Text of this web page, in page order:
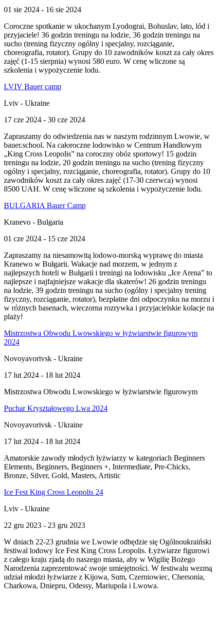
01 sie 2024 - 16 sie 2024
Coroczne spotkanie w ukochanym Lyodograi, Bohuslav, lato, lód i
przyjaciele! 36 godzin treningu na lodzie, 36 godzin treningu na
sucho (trening fizyczny ogólny i specjalny, rozciąganie,
choreografia, rotator). Grupy do 10 zawodników koszt za cały okres
zajęć (1-15 sierpnia) wynosi 580 euro. W cenę wliczone są
szkolenia i wypożyczenie lodu.
LVIV Bauer camp
Lviv - Ukraine
17 cze 2024 - 30 cze 2024
Zapraszamy do odwiedzenia nas w naszym rodzinnym Lwowie, w
bauer.school. Na całoroczne lodowisko w Centrum Handlowym
„King Cross Leopolis” na coroczny obóz sportowy! 15 godzin
treningu na lodzie, 20 godzin treningu na sucho (trening fizyczny
ogólny i specjalny, rozciąganie, choreografia, rotator). Grupy do 10
zawodników koszt za cały okres zajęć (17-30 czerwca) wynosi
8500 UAH. W cenę wliczone są szkolenia i wypożyczenie lodu.
BULGARIA Bauer Camp
Kranevo - Bulgaria
01 cze 2024 - 15 cze 2024
Zapraszamy na niesamowitą lodowo-morską wyprawę do miasta
Kranewo w Bułgarii. Wakacje nad morzem, w jednym z
najlepszych hoteli w Bułgarii i treningi na lodowisku „Ice Arena” to
najlepsze i najfajniejsze wakacje dla skaterów! 26 godzin treningu
na lodzie, 39 godzin treningu na sucho (ogólny i specjalny trening
fizyczny, rozciąganie, rotator), bezpłatne dni odpoczynku na morzu i
w różnych basenach, wieczorna rozrywka i przyjacielskie kolacje na
plaży!
Mistrzostwa Obwodu Lwowskiego w łyżwiarstwie figurowym
2024
Novoyavorivsk - Ukraine
17 lut 2024 - 18 lut 2024
Mistrzostwa Obwodu Lwowskiego w łyżwiarstwie figurowym
Puchar Kryształowego Lwa 2024
Novoyavorivsk - Ukraine
17 lut 2024 - 18 lut 2024
Amatorskie zawody młodych łyżwiarzy w kategoriach Beginners
Elements, Beginners, Beginners +, Intermediate, Pre-Chicks,
Bronze, Silver, Gold, Masters, Artistic
Ice Fest King Cross Leopolis 24
Lviv - Ukraine
22 gru 2023 - 23 gru 2023
W dniach 22-23 grudnia we Lwowie odbędzie się Ogólnoukraiński
festiwal lodowy Ice Fest King Cross Leopolis. Łyżwiarze figurowi
z całego kraju zjadą do naszego miasta, aby w Wigilię Bożego
Narodzenia zaprezentować swoje umiejętności. W festiwalu wezmą
udział młodzi łyżwiarze z Kijowa, Sum, Czerniowiec, Chersonia,
Charkowa, Dniepru, Odessy, Mariupola i Lwowa.